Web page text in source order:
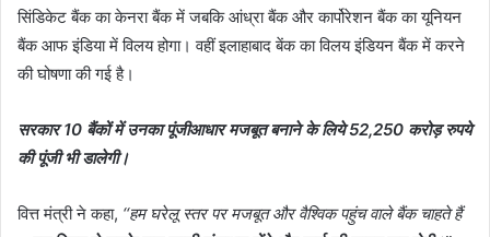
सिंडिकेट बैंक का केनरा बैंक में जबकि आंध्रा बैंक और कार्पोरेशन बैंक का यूनियन
बैंक आफ इंडिया में विलय होगा। वहीं इलाहाबाद बेंक का विलय इंडियन बैंक में करने
की घोषणा की गई है।
सरकार 10 बैंकों में उनका पूंजीआधार मजबूत बनाने के लिये 52,250 करोड़ रुपये
की पूंजी भी डालेगी।
वित्त मंत्री ने कहा, ‘‘हम घरेलू स्तर पर मजबूत और वैश्विक पहुंच वाले बैंक चाहते हैं